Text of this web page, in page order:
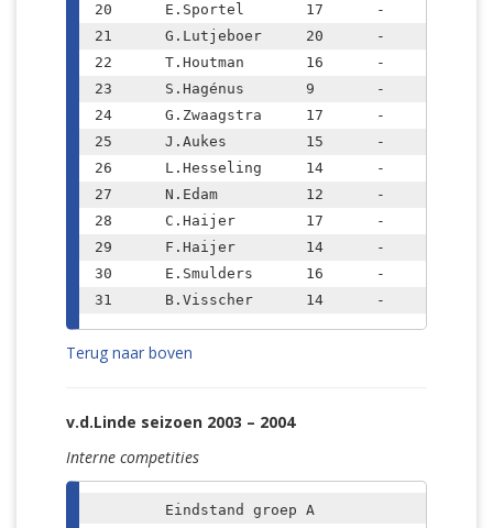
20	E.Sportel	17	-	1429	(-23)
21	G.Lutjeboer	20	-	1395	(-117)
22	T.Houtman	16	-	1371	(+227)
23	S.Hagénus	9	-	1309	(-59)
24	G.Zwaagstra	17	-	1296	(-156)
25	J.Aukes		15	-	1289	(+19)
26	L.Hesseling	14	-	1255	(-69)
27	N.Edam		12	-	1089	(-146)
28	C.Haijer	17	-	1056
29	F.Haijer	14	-	1036
30	E.Smulders	16	-	981
Terug naar boven
v.d.Linde seizoen 2003 – 2004
Interne competities